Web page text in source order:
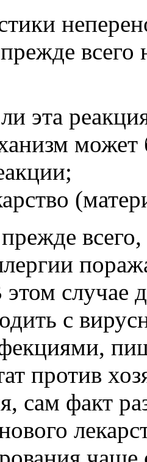
всего
эта
может
случае
с
против
сам факт